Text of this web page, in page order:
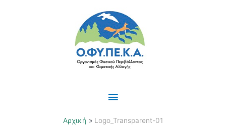
Κύριο
Μενού
Αρχική Logo_Transparent-01